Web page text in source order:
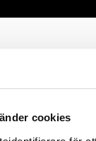
cookies
Bak: 100x75 mm.
120x100 mm